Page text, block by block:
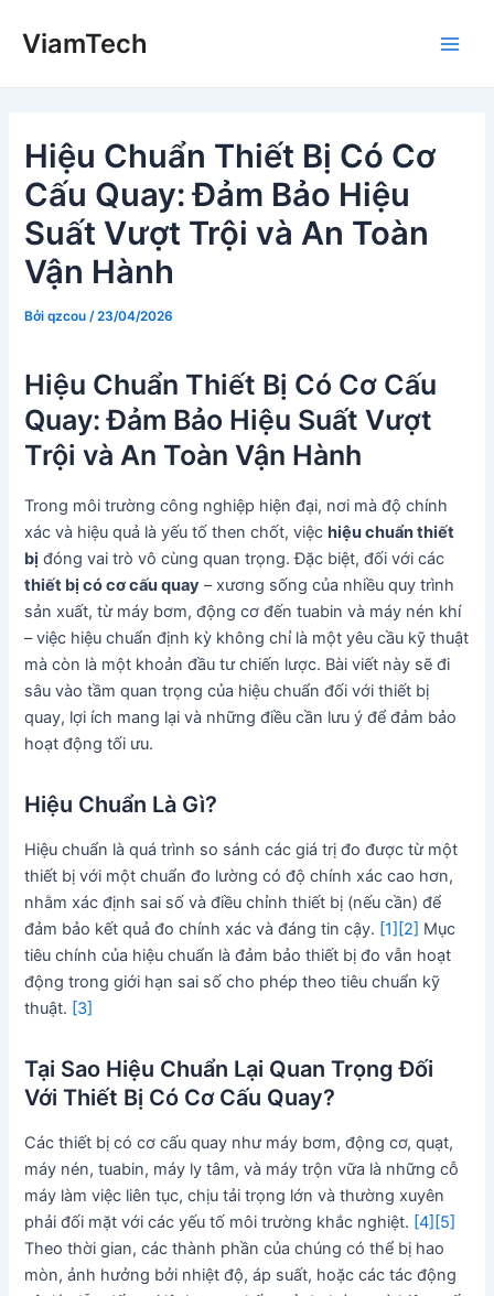
ViamTech
Hiệu Chuẩn Thiết Bị Có Cơ
Cấu Quay: Đảm Bảo Hiệu
Suất Vượt Trội và An Toàn
Vận Hành
Bởiqzcou /23/04/2026
Hiệu Chuẩn Thiết Bị Có Cơ Cấu
Quay: Đảm Bảo Hiệu Suất Vượt
Trội và An Toàn Vận Hành
Trong môi trường công nghiệp hiện đại, nơi mà độ chính
xác và hiệu quả là yếu tố then chốt, việchiệu chuẩn thiết
bị đóng vai trò vô cùng quan trọng. Đặc biệt, đối với các
thiết bị có cơ cấu quay – xương sống của nhiều quy trình
sản xuất, từ máy bơm, động cơ đến tuabin và máy nén khí
– việc hiệu chuẩn định kỳ không chỉ là một yêu cầu kỹ thuật
mà còn là một khoản đầu tư chiến lược. Bài viết này sẽ đi
sâu vào tầm quan trọng của hiệu chuẩn đối với thiết bị
quay, lợi ích mang lại và những điều cần lưu ý để đảm bảo
hoạt động tối ưu.
Hiệu Chuẩn Là Gì?
Hiệu chuẩn là quá trình so sánh các giá trị đo được từ một
thiết bị với một chuẩn đo lường có độ chính xác cao hơn,
nhằm xác định sai số và điều chỉnh thiết bị (nếu cần) để
đảm bảo kết quả đo chính xác và đáng tin cậy. [1] [2] Mục
tiêu chính của hiệu chuẩn là đảm bảo thiết bị đo vẫn hoạt
động trong giới hạn sai số cho phép theo tiêu chuẩn kỹ
thuật. [3]
Tại Sao Hiệu Chuẩn Lại Quan Trọng Đối
Với Thiết Bị Có Cơ Cấu Quay?
Các thiết bị có cơ cấu quay như máy bơm, động cơ, quạt,
máy nén, tuabin, máy ly tâm, và máy trộn vữa là những cỗ
máy làm việc liên tục, chịu tải trọng lớn và thường xuyên
phải đối mặt với các yếu tố môi trường khắc nghiệt. [4] [5]
Theo thời gian, các thành phần của chúng có thể bị hao
mòn, ảnh hưởng bởi nhiệt độ, áp suất, hoặc các tác động